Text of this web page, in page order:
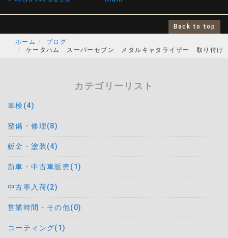
Back to top
ホーム
ブログ
ケータハム スーパーセブン メタルキャタライザー 取り付け
カテゴリーリスト
車検(4)
整備・修理(8)
鈑金・塗装(4)
新車・中古車販売(1)
中古車入荷(2)
営業時間・その他(0)
コーティング(1)